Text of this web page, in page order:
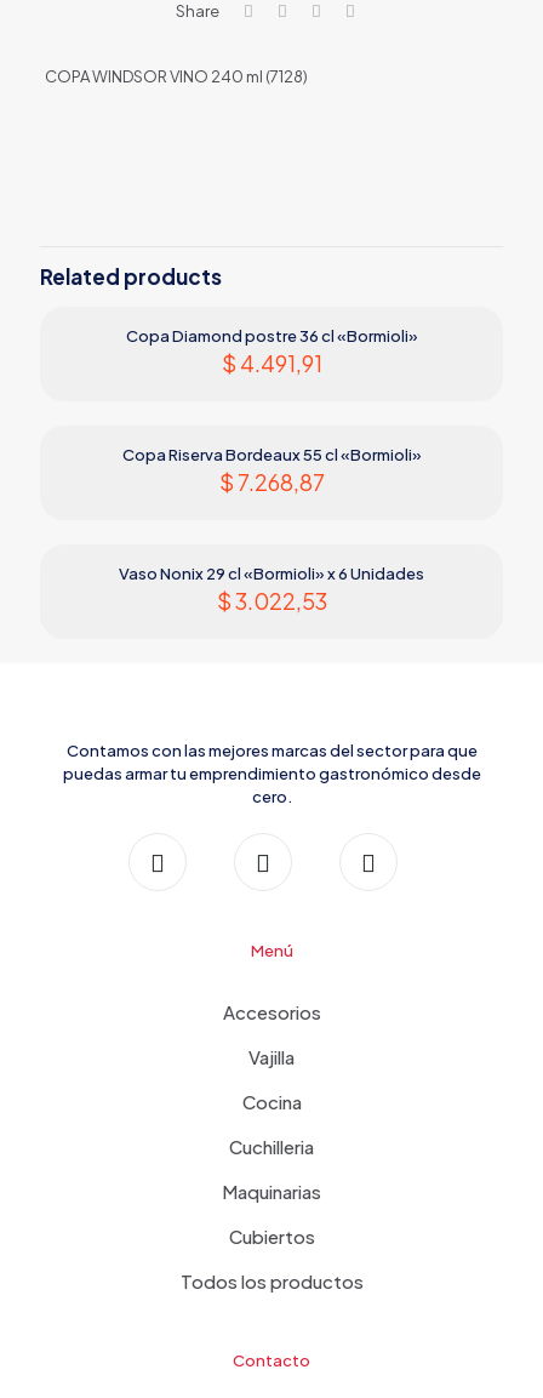
Share
COPA WINDSOR VINO 240 ml (7128)
Related products
Copa Diamond postre 36 cl «Bormioli»
$ 4.491,91
Copa Riserva Bordeaux 55 cl «Bormioli»
$ 7.268,87
Vaso Nonix 29 cl «Bormioli» x 6 Unidades
$3.022,53
Contamos con las mejores marcas del sector para que
puedas armar tu emprendimiento gastronómico desde
cero.
Menú
Accesorios
Vajilla
Cocina
Cuchilleria
Maquinarias
Cubiertos
Todos los productos
Contacto